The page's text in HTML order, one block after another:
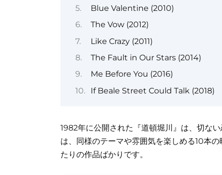
Blue Valentine (2010)
The Vow (2012)
Like Crazy (2011)
The Fault in Our Stars (2014)
Me Before You (2016)
If Beale Street Could Talk (2018)
1982年に公開された『道頓堀川』は、切な
は、同様のテーマや雰囲気を楽しめる10本
たりの作品ばかりです。